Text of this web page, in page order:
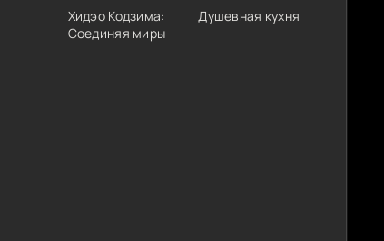
Хидэо Кодзима:
Соединяя миры
Душевная кухня